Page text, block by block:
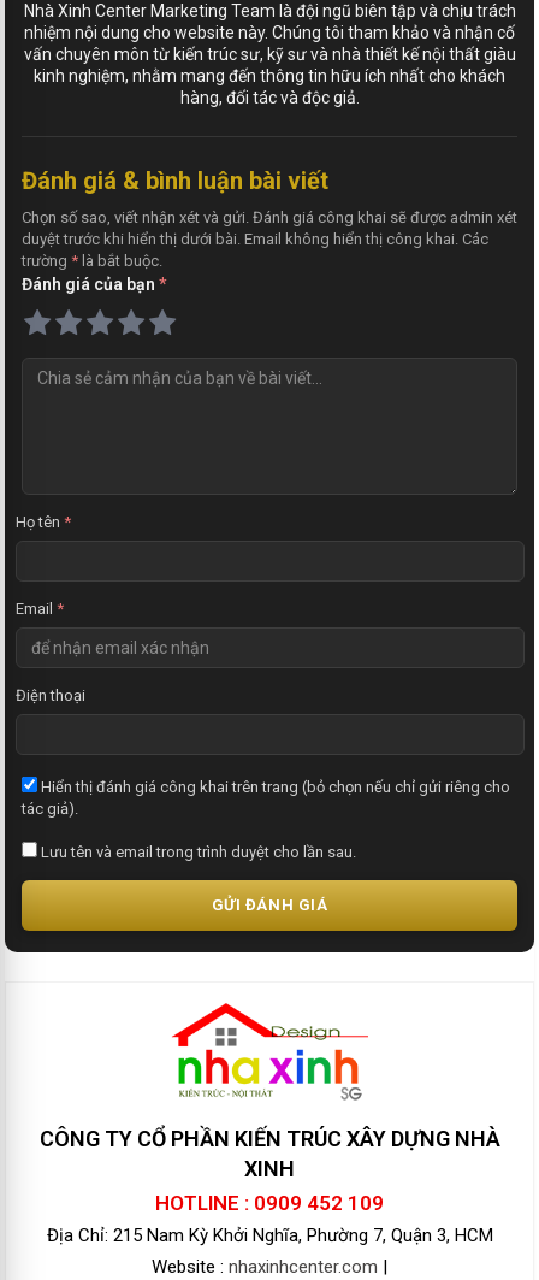
Nhà Xinh Center Marketing Team là đội ngũ biên tập và chịu trách
nhiệm nội dung cho website này. Chúng tôi tham khảo và nhận cố
vấn chuyên môn từ kiến trúc sư, kỹ sư và nhà thiết kế nội thất giàu
kinh nghiệm, nhằm mang đến thông tin hữu ích nhất cho khách
hàng, đối tác và độc giả.
Đánh giá & bình luận bài viết
Chọn số sao, viết nhận xét và gửi. Đánh giá công khai sẽ được admin xét
duyệt trước khi hiển thị dưới bài. Email không hiển thị công khai. Các
trường * là bắt buộc.
Đánh giá của bạn *
Họ tên *
Email *
Điện thoại
Hiển thị đánh giá công khai trên trang (bỏ chọn nếu chỉ gửi riêng cho
tác giả).
Lưu tên và email trong trình duyệt cho lần sau.
GỬI ĐÁNH GIÁ
CÔNG TY CỔ PHẦN KIẾN TRÚC XÂY DỰNG NHÀ
XINH
HOTLINE : 0909 452 109
Địa Chỉ: 215 Nam Kỳ Khởi Nghĩa, Phường 7, Quận 3, HCM
Website : nhaxinhcenter.com |